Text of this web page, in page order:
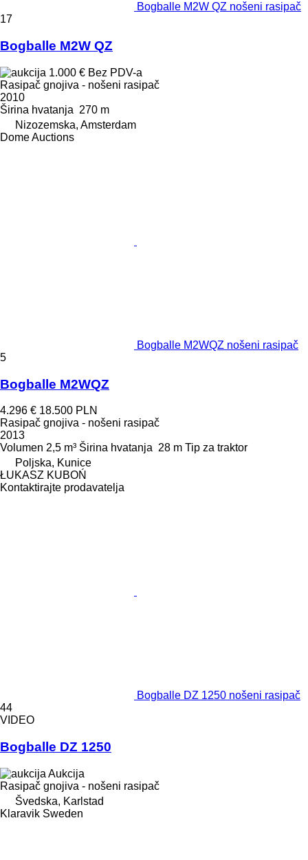
Bogballe M2W QZ nošeni rasipač
17
Bogballe M2W QZ
1.000 € Bez PDV-a
Rasipač gnojiva - nošeni rasipač
2010
Širina hvatanja 270 m
Nizozemska, Amsterdam
Dome Auctions
Bogballe M2WQZ nošeni rasipač
5
Bogballe M2WQZ
4.296 € 18.500 PLN
Rasipač gnojiva - nošeni rasipač
2013
Volumen 2,5 m³ Širina hvatanja 28 m Tip za traktor
Poljska, Kunice
ŁUKASZ KUBOŃ
Kontaktirajte prodavatelja
Bogballe DZ 1250 nošeni rasipač
44
VIDEO
Bogballe DZ 1250
Aukcija
Rasipač gnojiva - nošeni rasipač
Švedska, Karlstad
Klaravik Sweden